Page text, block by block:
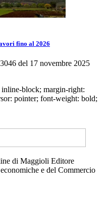
fino al 2026
del 17 novembre 2025
block; margin-right:
pointer; font-weight: bold;
di Maggioli Editore
e del Commercio